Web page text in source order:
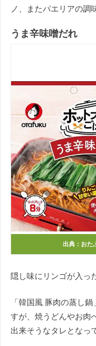
ノ、またパエリアの調
うま辛味噌だれ
出典： おた
隠し味にリンゴが入っ
「韓国風 豚肉の蒸し
すが、焼うどんやお肉
出来そうなタレとなっ